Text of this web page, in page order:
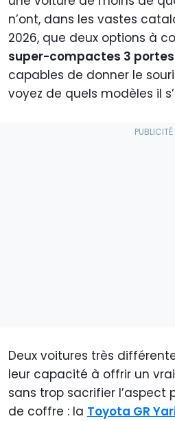
n’ont, dans les vastes
2026, que deux options à
super-compactes 3 portes
capables de donner le
voyez de quels modèles il
Deux voitures très
leur capacité à offrir un
sans trop sacrifier l’aspect
de coffre : la Toyota GR